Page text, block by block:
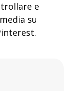
e
su